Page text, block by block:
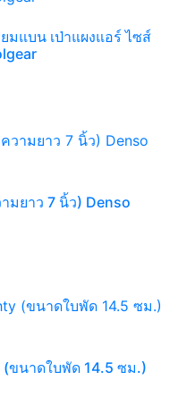
มแบน เป่าแผงแอร์ ไซส์
มยาว 7 นิ้ว) Denso
(ขนาดใบพัด 14.5 ซม.)